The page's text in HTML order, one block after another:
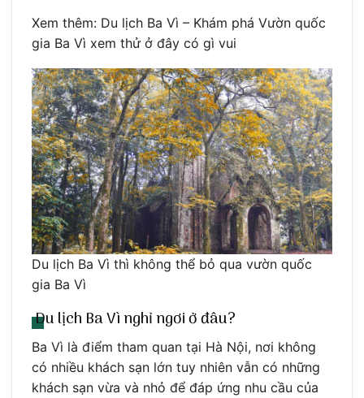
Xem thêm: Du lịch Ba Vì – Khám phá Vườn quốc
gia Ba Vì xem thử ở đây có gì vui
Du lịch Ba Vì thì không thể bỏ qua vườn quốc
gia Ba Vì
Du lịch Ba Vì nghỉ ngơi ở đâu?
Ba Vì là điểm tham quan tại Hà Nội, nơi không
có nhiều khách sạn lớn tuy nhiên vẫn có những
khách sạn vừa và nhỏ để đáp ứng nhu cầu của